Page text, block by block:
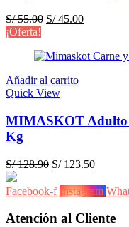
S/55.00 El
era:
S/45.00El
es:
¡Oferta!
Añadir al carrito
Quick View
MIMASKOT Adulto
Kg
S/128.90 El
original
S/ 128.90.
S/123.50El
actual
S/
Facebook-f Instagram
Atención al Cliente